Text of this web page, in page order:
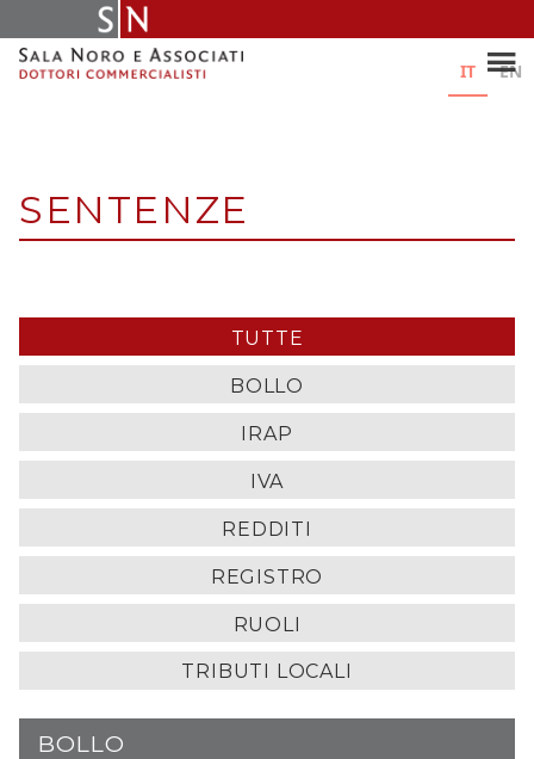
to
content
IT EN
SENTENZE
TUTTE
BOLLO
IRAP
IVA
REDDITI
REGISTRO
RUOLI
TRIBUTI LOCALI
BOLLO